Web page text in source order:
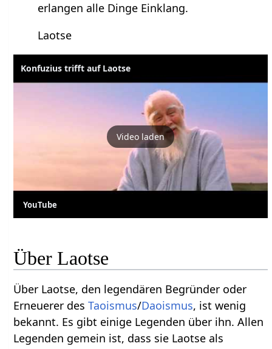
erlangen alle Dinge Einklang.
Laotse
Konfuzius trifft auf Laotse
Video laden
YouTube
Über Laotse
Über Laotse, den legendären Begründer oder
Erneuerer desTaoismus/Daoismus, ist wenig
bekannt. Es gibt einige Legenden über ihn. Allen
Legenden gemein ist, dass sie Laotse als